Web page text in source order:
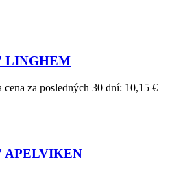
LINGHEM
cena za posledných 30 dní: 10,15 €
APELVIKEN